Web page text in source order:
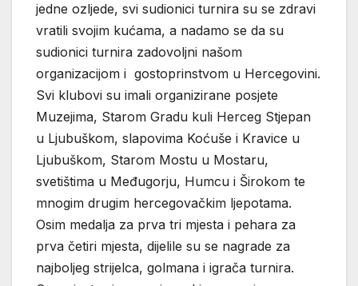
jedne ozljede, svi sudionici turnira su se zdravi
vratili svojim kućama, a nadamo se da su
sudionici turnira zadovoljni našom
organizacijom i gostoprinstvom u Hercegovini.
Svi klubovi su imali organizirane posjete
Muzejima, Starom Gradu kuli Herceg Stjepan
u Ljubuškom, slapovima Koćuše i Kravice u
Ljubuškom, Starom Mostu u Mostaru,
svetištima u Međugorju, Humcu i Širokom te
mnogim drugim hercegovačkim ljepotama.
Osim medalja za prva tri mjesta i pehara za
prva četiri mjesta, dijelile su se nagrade za
najboljeg strijelca, golmana i igrača turnira.